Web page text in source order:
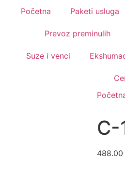
Početna Paketi usluga
Prevoz preminulih
Suze i venci
C-
488.00